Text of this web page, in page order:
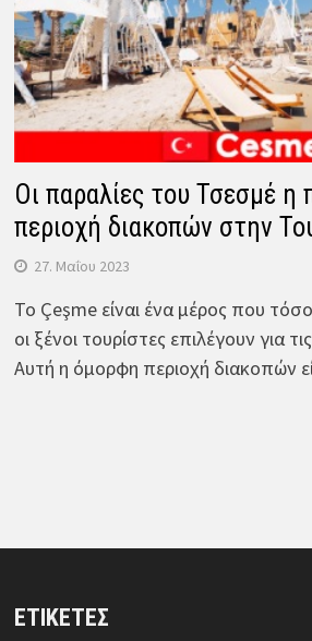
Οι παραλίες του Τσεσμέ η
περιοχή διακοπών στην
27. Μαΐου 2023
Το Çeşme είναι ένα μέρος που
οι ξένοι τουρίστες επιλέγουν για
Αυτή η όμορφη περιοχή διακοπών
ΕΤΙΚΈΤΕΣ